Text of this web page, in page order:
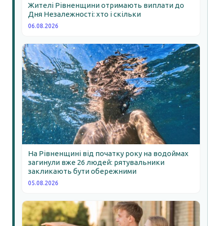
Жителі Рівненщини отримають виплати до
Дня Незалежності: хто і скільки
06.08.2026
На Рівненщині від початку року на водоймах
загинули вже 26 людей: рятувальники
закликають бути обережними
05.08.2026